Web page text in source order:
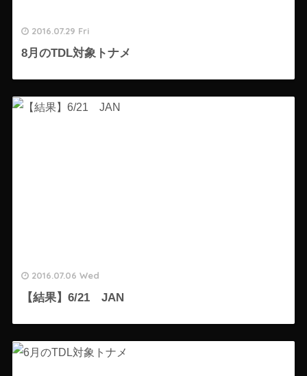
2016.07.29 Fri
8月のTDL対象トナメ
2016.07.06 Wed
【結果】6/21 JAN